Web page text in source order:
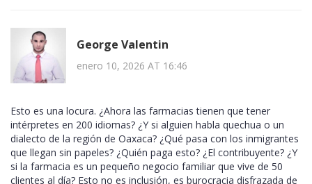
George Valentin
enero 10, 2026 AT 16:46
Esto es una locura. ¿Ahora las farmacias tienen que tener
intérpretes en 200 idiomas? ¿Y si alguien habla quechua o un
dialecto de la región de Oaxaca? ¿Qué pasa con los inmigrantes
que llegan sin papeles? ¿Quién paga esto? ¿El contribuyente? ¿Y
si la farmacia es un pequeño negocio familiar que vive de 50
clientes al día? Esto no es inclusión, es burocracia disfrazada de